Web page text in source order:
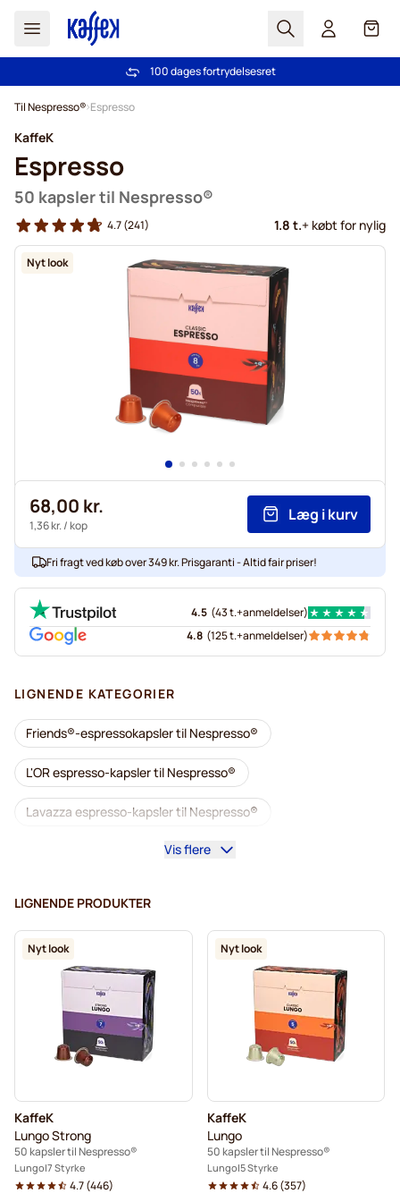
Søg Cart
Fri fragt ved køb over 349 kr.
100 dages fortrydelsesret
Til Nespresso® Espresso
Nyt look
KaffeK
Espresso
50 kapsler til Nespresso®
4.7(241) 1.8 t.+ købt for nylig
68,00 kr.
1,36 kr./ kop
Læg i kurv
Fri fragt ved køb over 349 kr. Prisgaranti - Altid fair priser!
4.5 (43 t.+anmeldelser)
4.8 (125 t.+anmeldelser)
LIGNENDE KATEGORIER
Friends®-espressokapsler til Nespresso®
L'OR espresso-kapsler til Nespresso®
Lavazza espresso-kapsler til Nespresso®
Starbucks til Nespresso®
Lavazza til Nespresso®
illy kaffekapsler til Nespresso®
Café Royal kaffekapsler til Nespresso®
Tilbehør til Nespresso® Alt til kaffen til Nespresso®
L'OR kaffekapsler til Nespresso®
Segafredo kaffekapsler til Nespresso®
Vis flere
LIGNENDE PRODUKTER
Nyt look
KaffeK
Lungo Strong
50 kapsler til Nespresso®
Lungo 7 Styrke
4.7(446)
Nyt look
KaffeK
Lungo
50 kapsler til Nespresso®
Lungo 5 Styrke
4.6(357)